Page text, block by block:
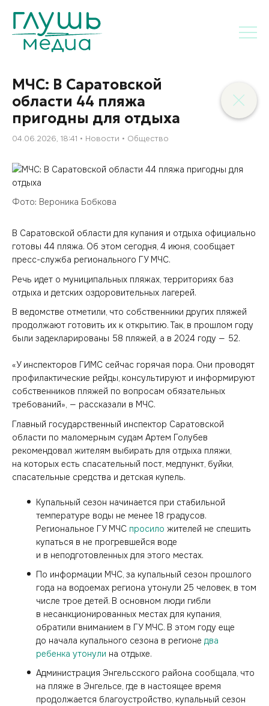
МЧС: В Саратовской
области 44 пляжа
пригодны для отдыха
04.06.2026, 18:41 Новости Общество
Фото: Вероника Бобкова
В Саратовской области для купания и отдыха официально
готовы 44 пляжа. Об этом сегодня, 4 июня, сообщает
пресс-служба регионального ГУ МЧС.
Речь идет о муниципальных пляжах, территориях баз
отдыха и детских оздоровительных лагерей.
В ведомстве отметили, что собственники других пляжей
продолжают готовить их к открытию. Так, в прошлом году
были задекларированы 58 пляжей, а в 2024 году — 52.
«У инспекторов ГИМС сейчас горячая пора. Они проводят
профилактические рейды, консультируют и информируют
собственников пляжей по вопросам обязательных
требований», — рассказали в МЧС.
Главный государственный инспектор Саратовской
области по маломерным судам Артем Голубев
рекомендовал жителям выбирать для отдыха пляжи,
на которых есть спасательный пост, медпункт, буйки,
спасательные средства и детская купель.
Купальный сезон начинается при стабильной
температуре воды не менее 18 градусов.
Региональное ГУ МЧС просило жителей не спешить
купаться в не прогревшейся воде
и в неподготовленных для этого местах.
По информации МЧС, за купальный сезон прошлого
года на водоемах региона утонули 25 человек, в том
числе трое детей. В основном люди гибли
в несанкционированных местах для купания,
обратили вниманием в ГУ МЧС. В этом году еще
до начала купального сезона в регионе два
ребенка утонули на отдыхе.
Администрация Энгельсского района сообщала, что
на пляже в Энгельсе, где в настоящее время
продолжается благоустройство, купальный сезон